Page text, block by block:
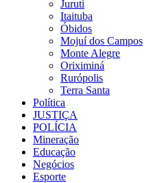
Juruti
Itaituba
Óbidos
Mojuí dos Campos
Monte Alegre
Oriximiná
Rurópolis
Terra Santa
Política
JUSTIÇA
POLÍCIA
Mineração
Educação
Negócios
Esporte